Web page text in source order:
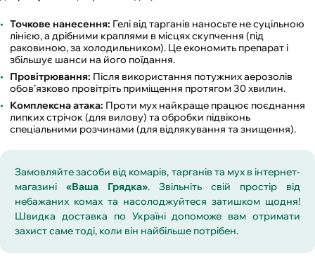
Точкове нанесення: Гелі від тарганів наносьте не суцільною
лінією, а дрібними краплями в місцях скупчення (під
раковиною, за холодильником). Це економить препарат і
збільшує шанси на його поїдання.
Провітрювання: Після використання потужних аерозолів
обов’язково провітріть приміщення протягом 30 хвилин.
Комплексна атака: Проти мух найкраще працює поєднання
липких стрічок (для вилову) та обробки підвіконь
спеціальними розчинами (для відлякування та знищення).
Замовляйте засоби від комарів, тарганів та мух в інтернет-
магазині «Ваша Грядка». Звільніть свій простір від
небажаних комах та насолоджуйтеся затишком щодня!
Швидка доставка по Україні допоможе вам отримати
захист саме тоді, коли він найбільше потрібен.